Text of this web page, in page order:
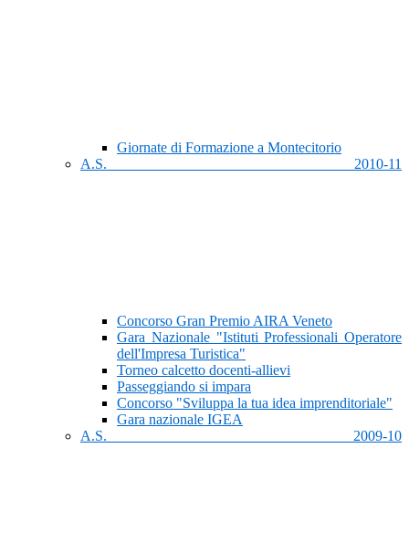
Giornate di Formazione a Montecitorio
A.S. 2010-11
Concorso Gran Premio AIRA Veneto
Gara Nazionale "Istituti Professionali Operatore
dell'Impresa Turistica"
Torneo calcetto docenti-allievi
Passeggiando si impara
Concorso "Sviluppa la tua idea imprenditoriale"
Gara nazionale IGEA
A.S. 2009-10